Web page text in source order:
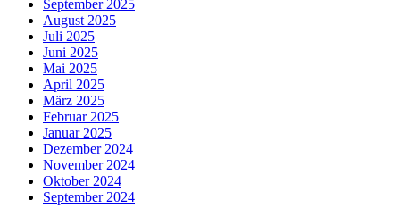
September 2025
August 2025
Juli 2025
Juni 2025
Mai 2025
April 2025
März 2025
Februar 2025
Januar 2025
Dezember 2024
November 2024
Oktober 2024
September 2024